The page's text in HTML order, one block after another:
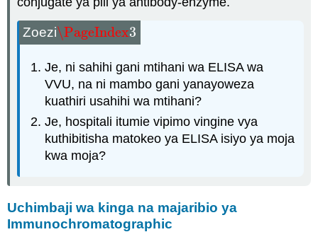
Zoezi\PageIndex3
\PageIndex3
Je, ni sahihi gani mtihani wa ELISA wa
VVU, na ni mambo gani yanayoweza
kuathiri usahihi wa mtihani?
Je, hospitali itumie vipimo vingine vya
kuthibitisha matokeo ya ELISA isiyo ya moja
kwa moja?
Uchimbaji wa kinga na majaribio ya
Immunochromatographic